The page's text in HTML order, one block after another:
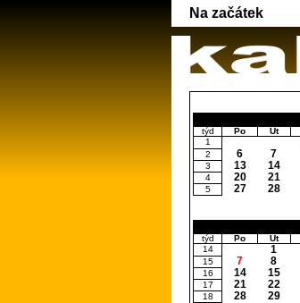
Na začátek
týd Po Út
1
2 6 7
3 13 14
4 20 21
5 27 28
týd Po Út
14
1
15 7 8
16 14 15
17 21 22
18 28 29